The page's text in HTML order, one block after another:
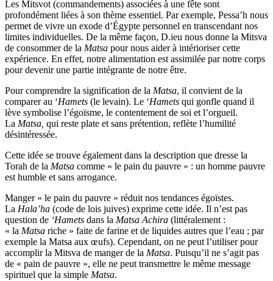
Les Mitsvot (commandements) associées à une fête sont
profondément liées à son thème essentiel. Par exemple, Pessa’h nous
permet de vivre un exode d’Égypte personnel en transcendant nos
limites individuelles. De la même façon, D.ieu nous donne la Mitsva
de consommer de la Matsa pour nous aider à intérioriser cette
expérience. En effet, notre alimentation est assimilée par notre corps
pour devenir une partie intégrante de notre être.
Pour comprendre la signification de la Matsa, il convient de la
comparer au ‘Hamets (le levain). Le ‘Hamets qui gonfle quand il
lève symbolise l’égoïsme, le contentement de soi et l’orgueil.
La Matsa, qui reste plate et sans prétention, reflète l’humilité
désintéressée.
Cette idée se trouve également dans la description que dresse la
Torah de la Matsa comme « le pain du pauvre » : un homme pauvre
est humble et sans arrogance.
Manger « le pain du pauvre » réduit nos tendances égoïstes.
La Hala’ha (code de lois juives) exprime cette idée. Il n’est pas
question de ‘Hamets dans la Matsa Achira (littéralement :
« la Matsa riche » faite de farine et de liquides autres que l’eau ; par
exemple la Matsa aux œufs). Cependant, on ne peut l’utiliser pour
accomplir la Mitsva de manger de la Matsa. Puisqu’il ne s’agit pas
de « pain de pauvre », elle ne peut transmettre le même message
spirituel que la simple Matsa.